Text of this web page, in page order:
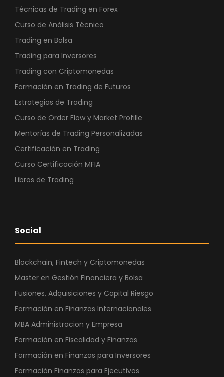
Técnicas de Trading en Forex
Curso de Análisis Técnico
Trading en Bolsa
Trading para Inversores
Trading con Criptomonedas
Formación en Trading de Futuros
Estrategias de Trading
Curso de Order Flow y Market Profille
Mentorías de Trading Personalizadas
Certificación en Trading
Curso Certificación MFIA
Libros de Trading
Social
Blockchain, Fintech y Criptomonedas
Master en Gestión Financiera y Bolsa
Fusiones, Adquisiciones y Capital Riesgo
Formación en Finanzas Internacionales
MBA Administracion y Empresa
Formación en Fiscalidad y Finanzas
Formación en Finanzas para Inversores
Formación Finanzas para Ejecutivos